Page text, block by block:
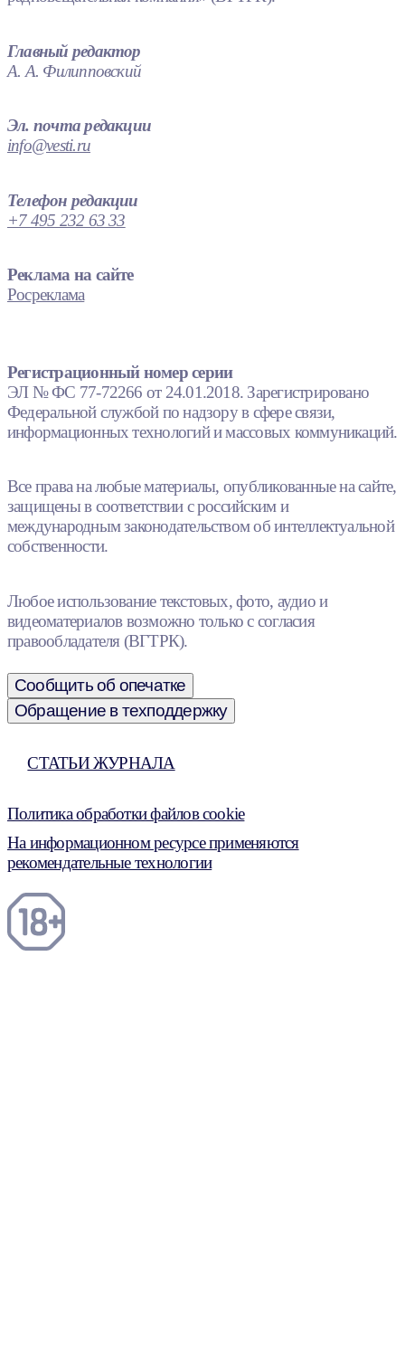
Главный редактор
А. А. Филипповский
Эл. почта редакции
info@vesti.ru
Телефон редакции
+7 495 232 63 33
Реклама на сайте
Росреклама
Регистрационный номер серии
ЭЛ № ФС 77-72266 от 24.01.2018. Зарегистрировано
Федеральной службой по надзору в сфере связи,
информационных технологий и массовых коммуникаций.
Все права на любые материалы, опубликованные на сайте,
защищены в соответствии с российским и
международным законодательством об интеллектуальной
собственности.
Любое использование текстовых, фото, аудио и
видеоматериалов возможно только с согласия
правообладателя (ВГТРК).
Сообщить об опечатке
Обращение в техподдержку
СТАТЬИ ЖУРНАЛА
Политика обработки файлов cookie
На информационном ресурсе применяются
рекомендательные технологии